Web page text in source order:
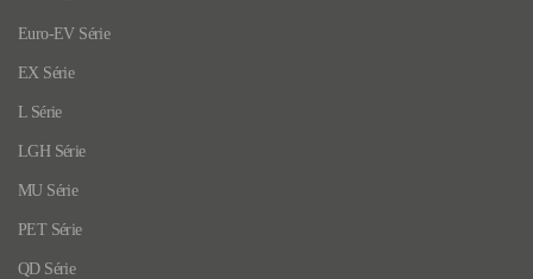
Euro-EV Série
EX Série
L Série
LGH Série
MU Série
PET Série
QD Série